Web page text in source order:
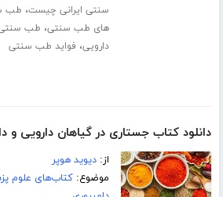
سنتی ایرانی چیست، طب
های طب سنتی، طب
دارویی، فواید طب سنتی
دانلود کتاب جستاری در گیاهان دارویی و
از:دیوید هوپر
موضوع:کتاب‌های علوم